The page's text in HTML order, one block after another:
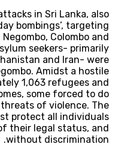
in Sri Lanka, also
bombings’, targeting
Colombo and
seekers- primarily
and Iran- were
Amidst a hostile
1,063 refugees and
some forced to do
of violence. The
protect all individuals
their legal status, and
without discrimination.